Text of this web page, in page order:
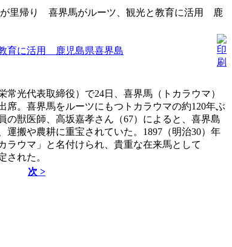
が里帰り 喜界馬がルーツ、観光と教育に活用 鹿
育に活用 鹿児島県喜界島
光代表取締役）で24日、喜界馬（トカラウマ）
。喜界馬をルーツにもつトカラウマの約120年ぶ
の獣医師、高坂嘉孝さん（67）によると、喜界島
搬や農耕に重宝されていた。1897（明治30）年
ラウマ」と名付けられ、貴重な在来馬として
された。
次 >